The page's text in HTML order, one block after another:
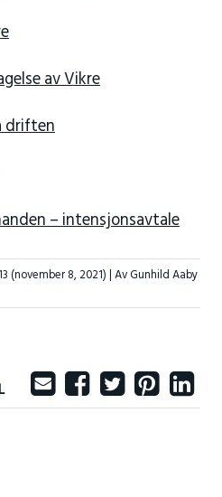
av Vikre
driften
– intensjonsavtale
(november 8, 2021)| Av Gunhild Aaby